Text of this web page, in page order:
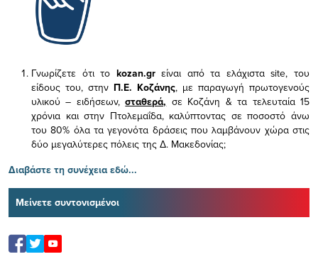
Γνωρίζετε ότι το kozan.gr είναι από τα ελάχισταsite, του
είδους του, στην Π.Ε. Κοζάνης, με παραγωγή πρωτογενούς
υλικού – ειδήσεων,σταθερά, σε Κοζάνη & τα τελευταία 15
χρόνια και στην Πτολεμαΐδα, καλύπτοντας σε ποσοστό άνω
του 80% όλα τα γεγονότα δράσεις που λαμβάνουν χώρα στις
δύο μεγαλύτερες πόλεις της Δ. Μακεδονίας;
Διαβάστε τη συνέχεια εδώ...
Μείνετε συντονισμένοι